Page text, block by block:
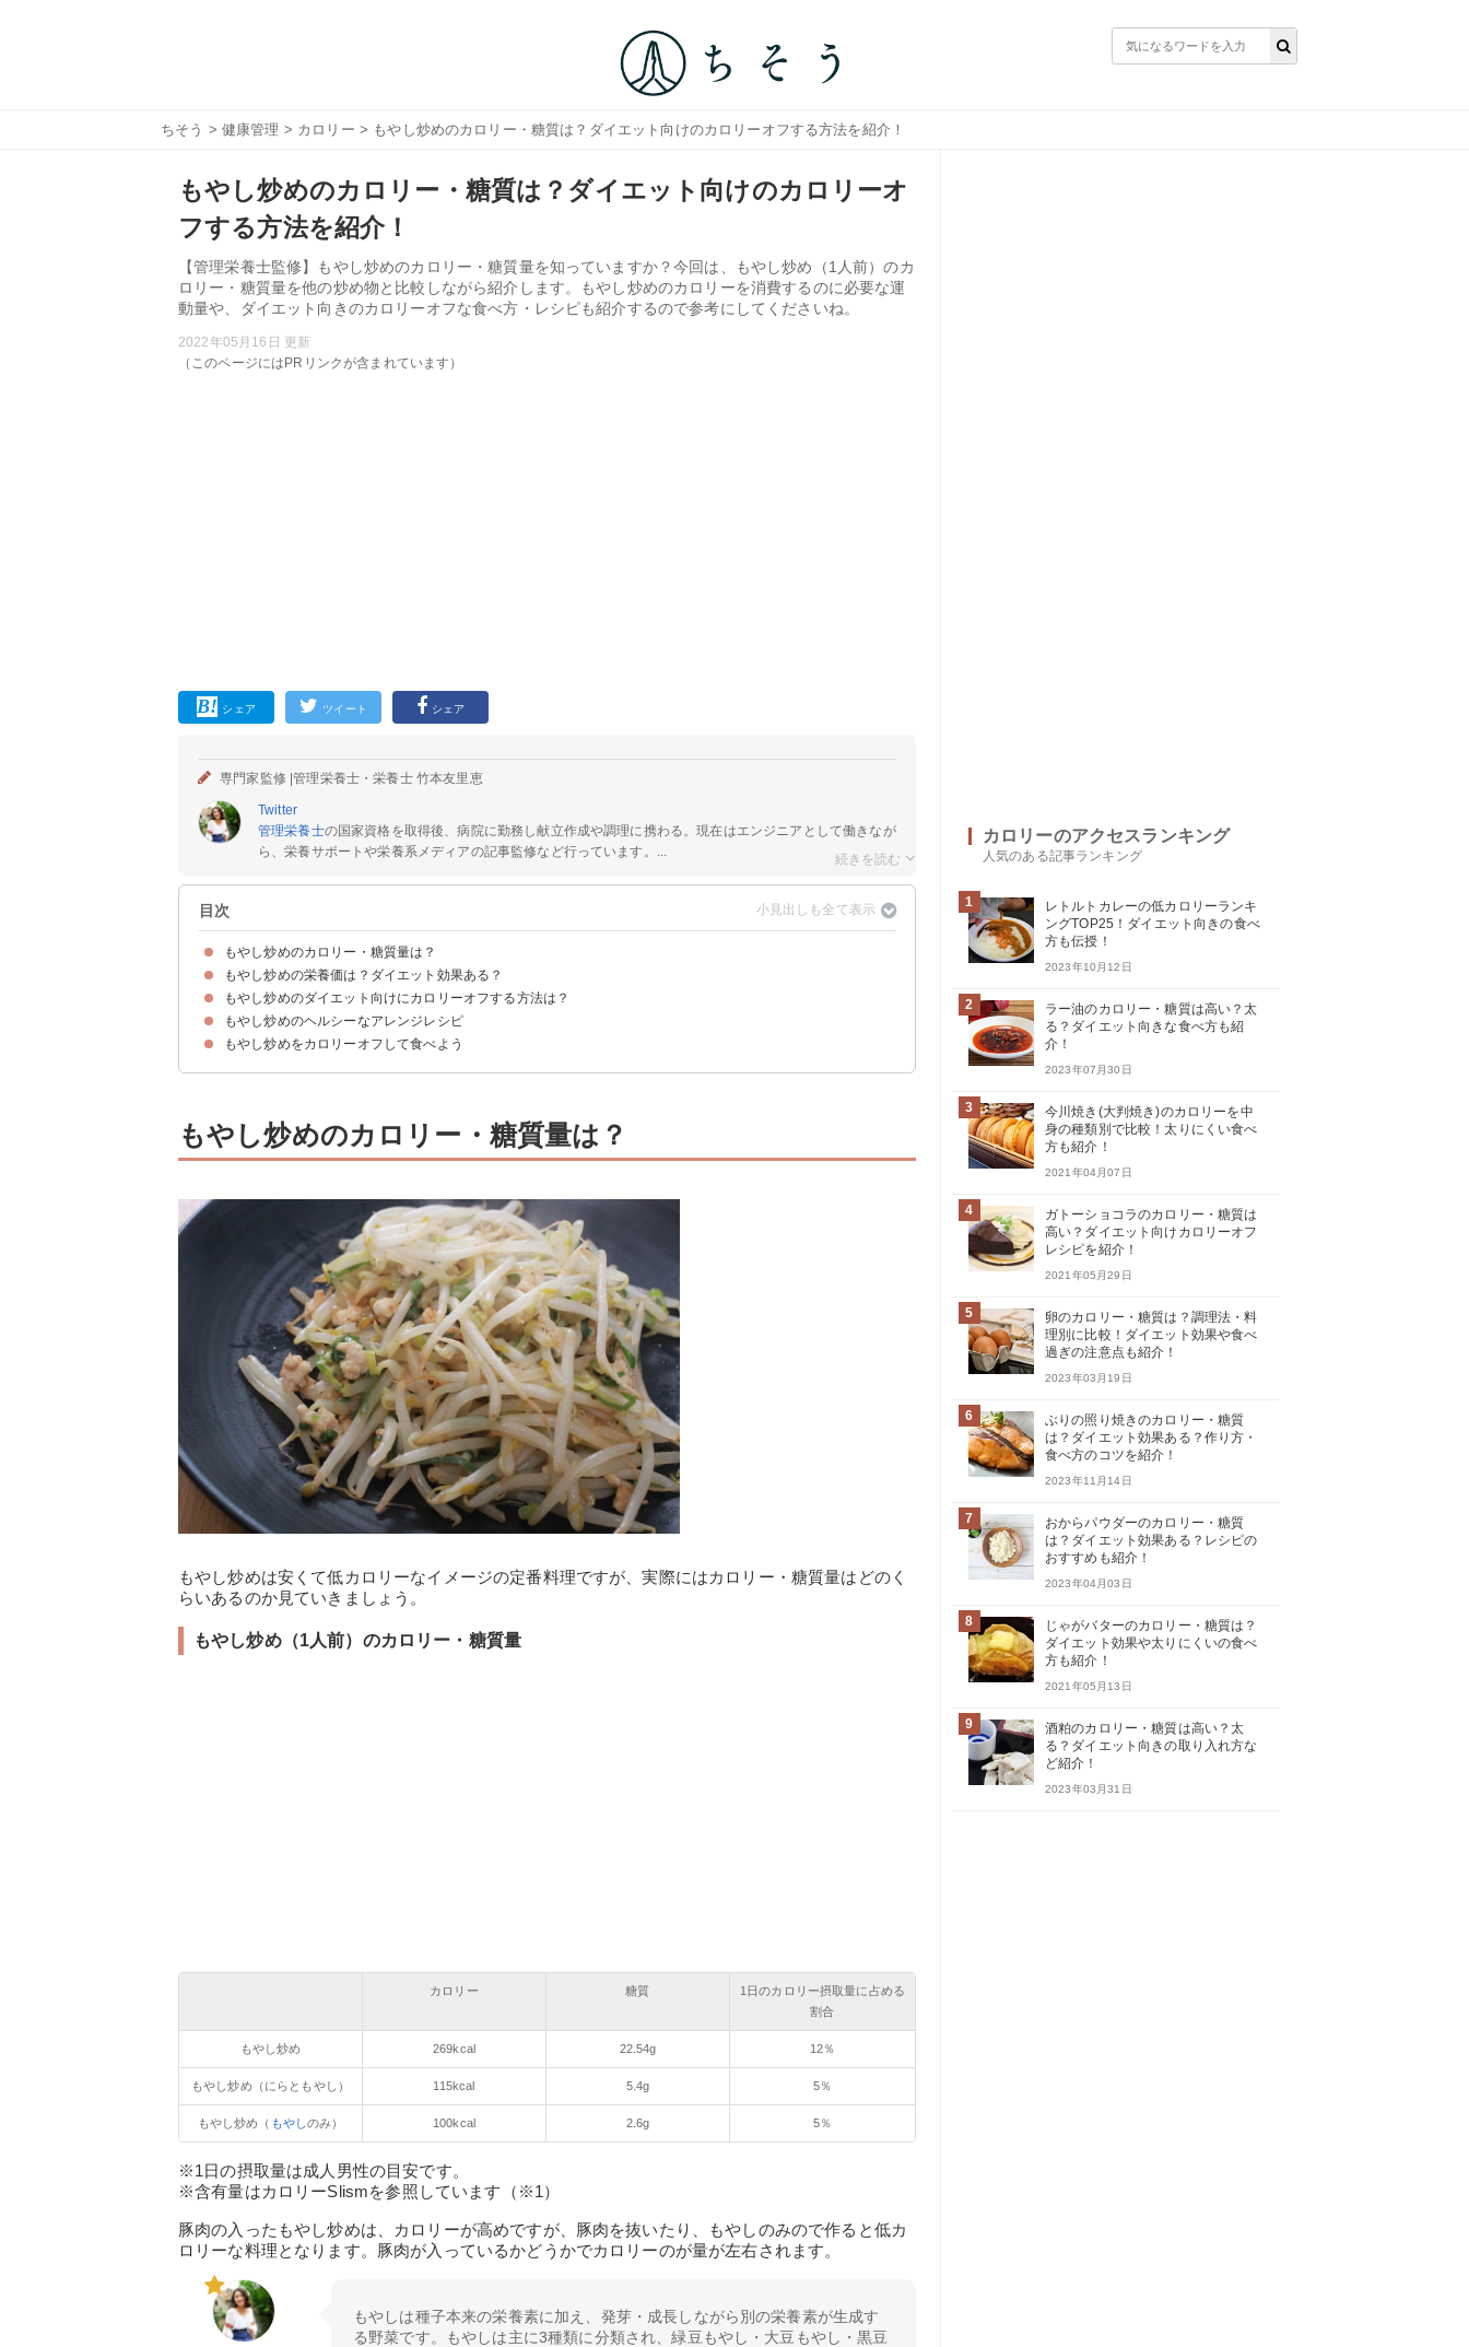
ちそう > 健康管理 > カロリー > もやし炒めのカロリー・糖質は？ダイエット向けのカロリーオフする方法を紹介！
もやし炒めのカロリー・糖質は？ダイエット向けのカロリーオ
フする方法を紹介！
【管理栄養士監修】もやし炒めのカロリー・糖質量を知っていますか？今回は、もやし炒め（1人前）のカ
ロリー・糖質量を他の炒め物と比較しながら紹介します。もやし炒めのカロリーを消費するのに必要な運
動量や、ダイエット向きのカロリーオフな食べ方・レシピも紹介するので参考にしてくださいね。
2022年05月16日 更新
（このページにはPRリンクが含まれています）
シェア ツイート シェア
専門家監修 |管理栄養士・栄養士 竹本友里恵
Twitter
管理栄養士の国家資格を取得後、病院に勤務し献立作成や調理に携わる。現在はエンジニアとして働きなが
ら、栄養サポートや栄養系メディアの記事監修など行っています。...
目次
もやし炒めのカロリー・糖質量は？
もやし炒め（1人前）のカロリー・糖質量
もやし炒め（1人前）のカロリー・糖質量を他の炒め物と比較
もやし炒め（1人前）のカロリー消費に必要な運動量
もやし炒めの栄養価は？ダイエット効果ある？
①ビタミンB1
②食物繊維
もやし炒めのダイエット向けにカロリーオフする方法は？
①調味油を控える
②豚肉の量を減らす
もやし炒めのヘルシーなアレンジレシピ
①ピンクが華やか 桜えびのもやし炒め（54kcal）
②春雨入り中華風もやし炒め（206kcal）
もやし炒めをカロリーオフして食べよう
もやし炒めのカロリー・糖質量は？
もやし炒めは安くて低カロリーなイメージの定番料理ですが、実際にはカロリー・糖質量はどのく
らいあるのか見ていきましょう。
もやし炒め（1人前）のカロリー・糖質量
カロリー 糖質
1日のカロリー摂取量に占める
割合
もやし炒め 269kcal 22.54g 12％
もやし炒め（にらともやし） 115kcal 5.4g 5％
もやし炒め（ もやしのみ） 100kcal 2.6g 5％
※1日の摂取量は成人男性の目安です。
※含有量はカロリーSlismを参照しています（※1）
豚肉の入ったもやし炒めは、カロリーが高めですが、豚肉を抜いたり、もやしのみので作ると低カ
ロリーな料理となります。豚肉が入っているかどうかでカロリーのが量が左右されます。
もやしは種子本来の栄養素に加え、発芽・成長しながら別の栄養素が生成す
る野菜です。もやしは主に3種類に分類され、緑豆もやし・大豆もやし・黒豆
カロリーのアクセスランキング
人気のある記事ランキング
1
レトルトカレーの低カロリーランキ
ングTOP25！ダイエット向きの食べ
方も伝授！
2023年10月12日
2
ラー油のカロリー・糖質は高い？太
る？ダイエット向きな食べ方も紹
介！
2023年07月30日
3
今川焼き(大判焼き)のカロリーを中
身の種類別で比較！太りにくい食べ
方も紹介！
2021年04月07日
4
ガトーショコラのカロリー・糖質は
高い？ダイエット向けカロリーオフ
レシピを紹介！
2021年05月29日
5
卵のカロリー・糖質は？調理法・料
理別に比較！ダイエット効果や食べ
過ぎの注意点も紹介！
2023年03月19日
6
ぶりの照り焼きのカロリー・糖質
は？ダイエット効果ある？作り方・
食べ方のコツを紹介！
2023年11月14日
7
おからパウダーのカロリー・糖質
は？ダイエット効果ある？レシピの
おすすめも紹介！
2023年04月03日
8
じゃがバターのカロリー・糖質は？
ダイエット効果や太りにくいの食べ
方も紹介！
2021年05月13日
9
酒粕のカロリー・糖質は高い？太
る？ダイエット向きの取り入れ方な
ど紹介！
2023年03月31日